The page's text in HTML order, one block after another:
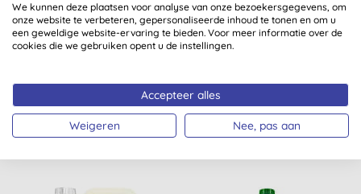
Miniml Limited Edition
Antibacteriële
€ 3,99 KOPEN
Driehoek Vloeibare Zeep
€ 14,90 KOPEN
We kunnen deze plaatsen voor analyse van onze bezoekersgegevens, om
onze website te verbeteren, gepersonaliseerde inhoud te tonen en om u
een geweldige website-ervaring te bieden. Voor meer informatie over de
cookies die we gebruiken opent u de instellingen.
Accepteer alles
Weigeren Nee, pas aan